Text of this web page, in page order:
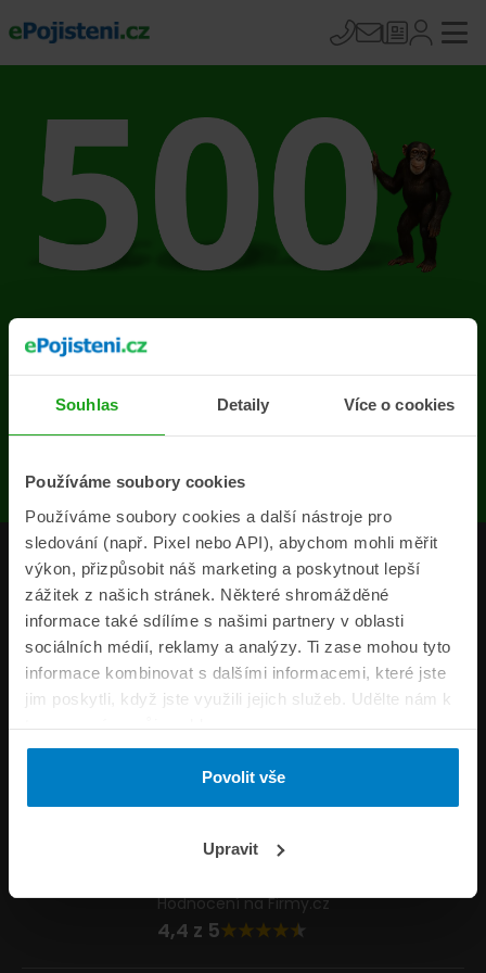
Souhlas Detaily Více o cookies
Používáme soubory cookies
Používáme soubory cookies a další nástroje pro
sledování (např. Pixel nebo API), abychom mohli měřit
výkon, přizpůsobit náš marketing a poskytnout lepší
zážitek z našich stránek. Některé shromážděné
informace také sdílíme s našimi partnery v oblasti
sociálních médií, reklamy a analýzy. Ti zase mohou tyto
informace kombinovat s dalšími informacemi, které jste
jim poskytli, když jste využili jejich služeb. Udělte nám k
tomu prosím svůj souhlas.
Povolit vše
Upravit
Na stránce se vyskytla
chyba
Produkty
Pojišťovny
Informace
ePojisteni.cz
Formuláře
Napište nám
Hodnocení na Firmy.cz
4,4 z 5